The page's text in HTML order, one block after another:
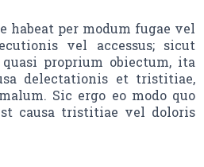
per modum fugae vel
vel accessus; sicut
proprium obiectum, ita
delectationis et tristitiae,
Sic ergo eo modo quo
causa tristitiae vel doloris